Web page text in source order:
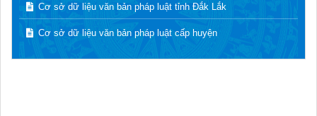
Cơ sở dữ liệu văn bản pháp luật tỉnh Đắk Lắk
Cơ sở dữ liệu văn bản pháp luật cấp huyện